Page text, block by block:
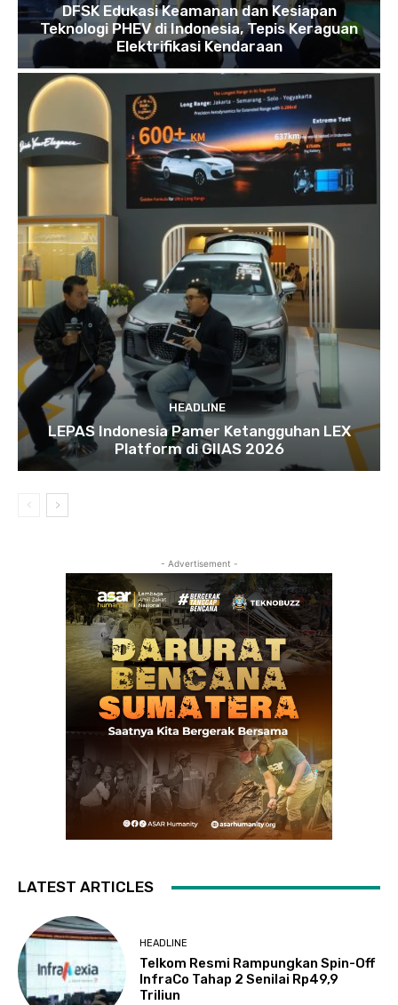
DFSK Edukasi Keamanan dan Kesiapan
Teknologi PHEV di Indonesia, Tepis Keraguan
Elektrifikasi Kendaraan
HEADLINE
LEPAS Indonesia Pamer Ketangguhan LEX
Platform di GIIAS 2026
- Advertisement -
LATEST ARTICLES
HEADLINE
Telkom Resmi Rampungkan Spin-Off
InfraCo Tahap 2 Senilai Rp49,9
Triliun